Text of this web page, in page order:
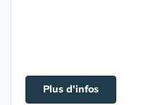
Plus d'infos